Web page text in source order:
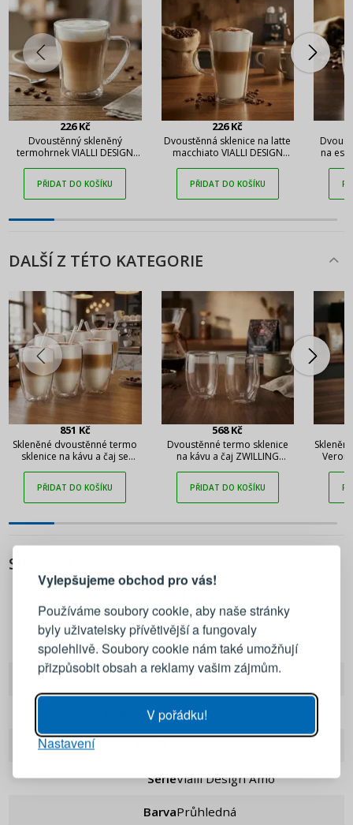
Vylepšujeme obchod pro vás!
Používáme soubory cookie, aby naše stránky
byly uživatelsky přívětivější a fungovaly
spolehlivě. Soubory cookie nám také umožňují
přizpůsobit obsah a reklamy vašim zájmům.
V pořádku!
Nastavení
226 Kč
Dvoustěnný skleněný
termohrnek VIALLI DESIGN
PŘIDAT DO KOŠÍKU
226 Kč
Dvoustěnná sklenice na latte
macchiato VIALLI DESIGN
PŘIDAT DO KOŠÍKU
na
DALŠÍ Z TÉTO KATEGORIE
851 Kč
Skleněné dvoustěnné termo
sklenice na kávu a čaj se
Strato Maxi 350 ml 6 ks
PŘIDAT DO KOŠÍKU
568 Kč
Dvoustěnné termo sklenice
na kávu a čaj ZWILLING
PŘIDAT DO KOŠÍKU
SPECIFIKACE
Vialli Design
5901638725455
Kód výrobce 5455
Série Vialli Design Amo
Barva Průhledná
Přihlaste se ke svému účtu
Emailová adresa
PŘIHLÁSIT SE